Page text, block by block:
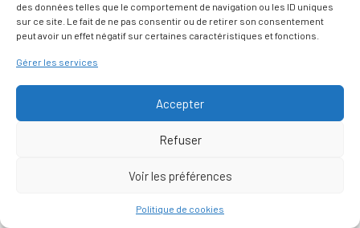
des données telles que le comportement de navigation ou les ID uniques
sur ce site. Le fait de ne pas consentir ou de retirer son consentement
peut avoir un effet négatif sur certaines caractéristiques et fonctions.
Gérer les services
Accepter
Refuser
Voir les préférences
Politique de cookies